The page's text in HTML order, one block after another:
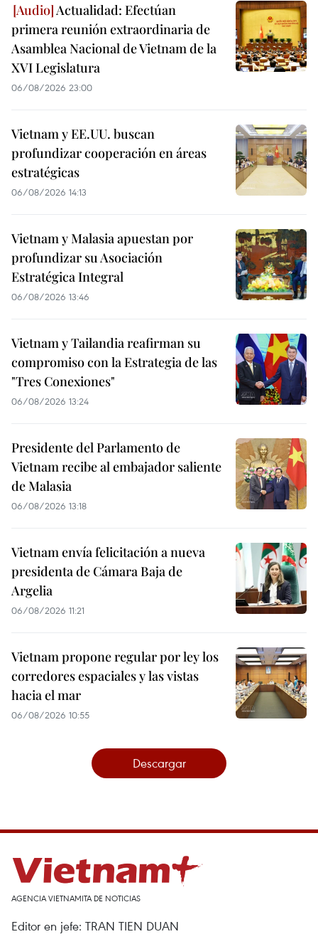
Actualidad: Efectúan
primera reunión extraordinaria de
Asamblea Nacional de Vietnam de la
XVI Legislatura
06/08/2026 23:00
Vietnam y EE.UU. buscan
profundizar cooperación en áreas
estratégicas
06/08/2026 14:13
Vietnam y Malasia apuestan por
profundizar su Asociación
Estratégica Integral
06/08/2026 13:46
Vietnam y Tailandia reafirman su
compromiso con la Estrategia de las
"Tres Conexiones"
06/08/2026 13:24
Presidente del Parlamento de
Vietnam recibe al embajador saliente
de Malasia
06/08/2026 13:18
Vietnam envía felicitación a nueva
presidenta de Cámara Baja de
Argelia
06/08/2026 11:21
Vietnam propone regular por ley los
corredores espaciales y las vistas
hacia el mar
06/08/2026 10:55
Descargar
AGENCIA VIETNAMITA DE NOTICIAS
Editor en jefe: TRAN TIEN DUAN